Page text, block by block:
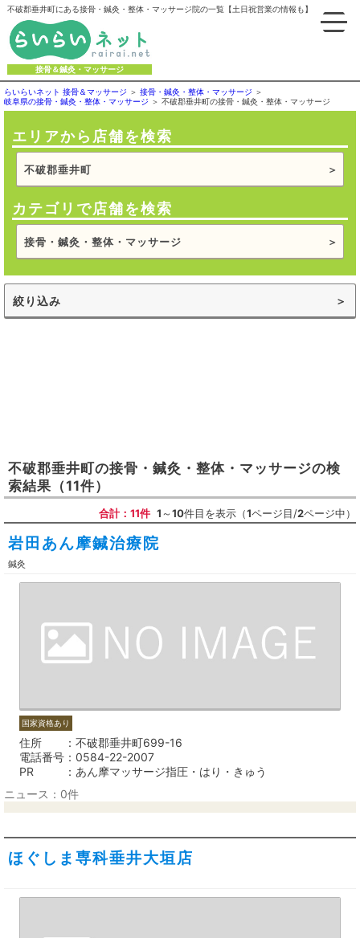
不破郡垂井町にある接骨・鍼灸・整体・マッサージ院の一覧【土日祝営業の情報も】
接骨＆鍼灸・マッサージ
らいらいネット 接骨＆マッサージ
接骨・鍼灸・整体・マッサージ
岐阜県の接骨・鍼灸・整体・マッサージ
不破郡垂井町の接骨・鍼灸・整体・マッサージ
エリアから店舗を検索
不破郡垂井町
カテゴリで店舗を検索
接骨・鍼灸・整体・マッサージ
絞り込み
不破郡垂井町の接骨・鍼灸・整体・マッサージの検
索結果 （11件）
合計：11件 1～10件目を表示（1ページ目/2ページ中）
岩田あん摩鍼治療院
鍼灸
国家資格あり
住所
不破郡垂井町699-16
電話番号
0584-22-2007
PR
あん摩マッサージ指圧・はり・きゅう
ニュース：0件
ほぐしま専科垂井大垣店